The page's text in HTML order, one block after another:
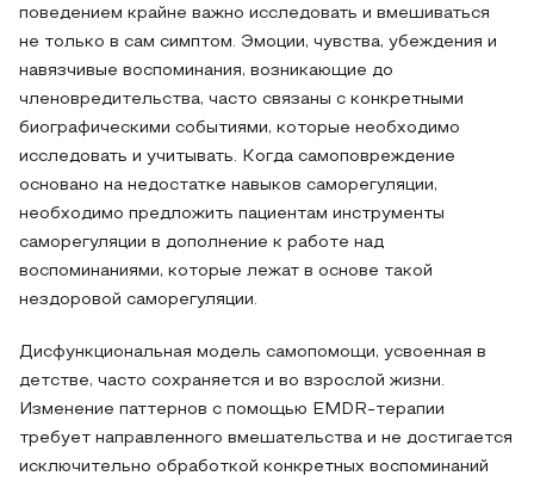
поведением крайне важно исследовать и вмешиваться
не только в сам симптом. Эмоции, чувства, убеждения и
навязчивые воспоминания, возникающие до
членовредительства, часто связаны с конкретными
биографическими событиями, которые необходимо
исследовать и учитывать. Когда самоповреждение
основано на недостатке навыков саморегуляции,
необходимо предложить пациентам инструменты
саморегуляции в дополнение к работе над
воспоминаниями, которые лежат в основе такой
нездоровой саморегуляции.
Дисфункциональная модель самопомощи, усвоенная в
детстве, часто сохраняется и во взрослой жизни.
Изменение паттернов с помощью EMDR-терапии
требует направленного вмешательства и не достигается
исключительно обработкой конкретных воспоминаний